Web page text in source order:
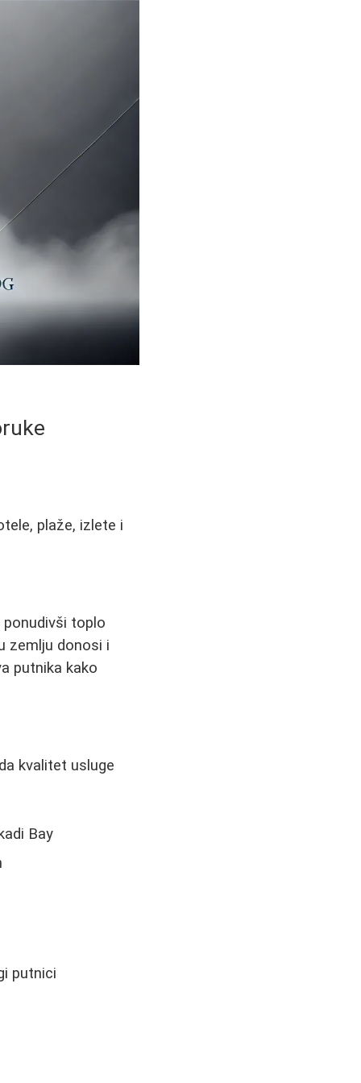
plaže, izlete i
toplo
zemlju donosi i
putnika kako
kvalitet usluge
Bay
putnici